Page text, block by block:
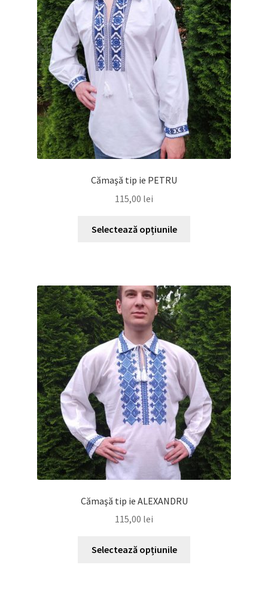
pot
fi
alese
în
pagina
produsului.
Cămaşă tip ie PETRU
115,00 lei
Selectează opțiunile
variații.
Opțiunile
pot
fi
alese
în
pagina
produsului.
Cămaşă tip ie ALEXANDRU
115,00 lei
Selectează opțiunile